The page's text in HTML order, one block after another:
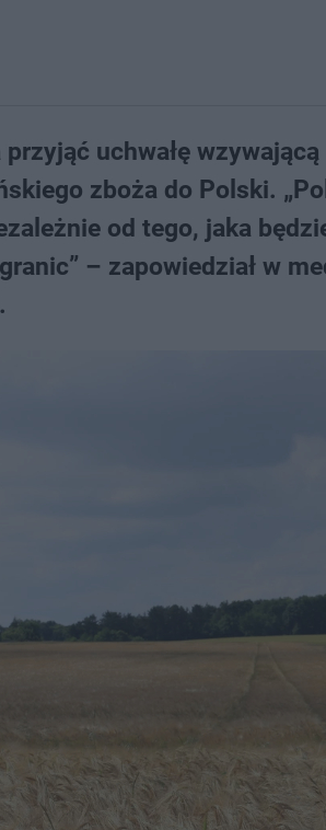
uchwałę
zboża do Polski.
od tego, jaka
– zapowiedział w